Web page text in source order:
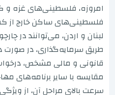
امروزه، فلسطینی‌های غزه و
فلسطینی‌های ساکن خارج از
لبنان و اردن، می‌توانند در
طریق سرمایه‌گذاری، در
قانونی و مالی مشخص،
مقایسه با سایر برنامه‌های
سرعت بالای مراحل آن، از